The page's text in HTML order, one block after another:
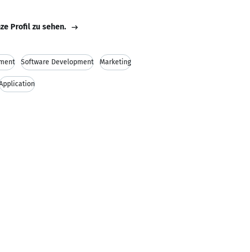
Profil zu sehen.
Software Development Marketing